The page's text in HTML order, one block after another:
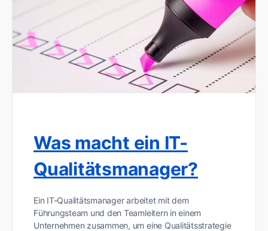
Was macht ein IT-
Qualitätsmanager?
Ein IT-Qualitätsmanager arbeitet mit dem
Führungsteam und den Teamleitern in einem
Unternehmen zusammen, um eine Qualitätsstrategie